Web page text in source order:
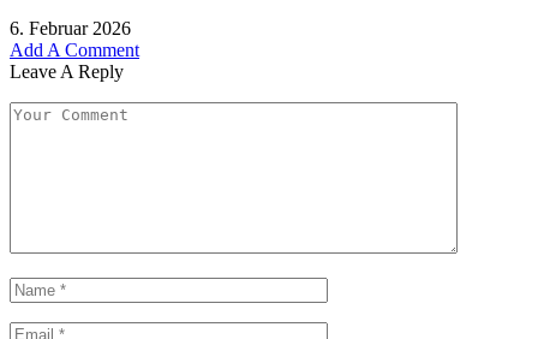
6. Februar 2026
Add A Comment
Leave A Reply